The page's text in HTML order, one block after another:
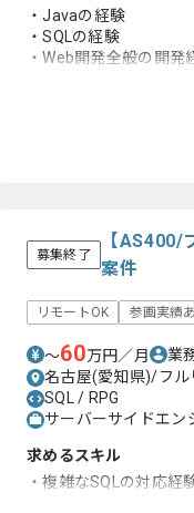
・Javaの経験
・SQLの経験
・Web開発全般の開発
募集終了
【AS400/
案件
リモートOK 参画実績
〜60万円／月 業
名古屋(愛知県)/フル
SQL / RPG
サーバーサイドエン
求めるスキル
・複雑なSQLの対応経